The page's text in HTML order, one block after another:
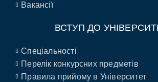
Вакансії
ВСТУП ДО
Спеціальності
Перелік конкурсних предметів
Правила прийому в Університет